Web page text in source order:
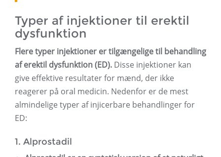
Typer af injektioner til erektil
dysfunktion
Flere typer injektioner er tilgængelige til behandling
af erektil dysfunktion (ED). Disse injektioner kan
give effektive resultater for mænd, der ikke
reagerer på oral medicin. Nedenfor er de mest
almindelige typer af injicerbare behandlinger for
ED:
1. Alprostadil